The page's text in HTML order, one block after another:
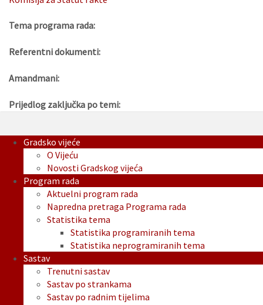
Tema programa rada:
Referentni dokumenti:
Amandmani:
Prijedlog zaključka po temi:
Gradsko vijeće
O Vijeću
Novosti Gradskog vijeća
Program rada
Aktuelni program rada
Napredna pretraga Programa rada
Statistika tema
Statistika programiranih tema
Statistika neprogramiranih tema
Sastav
Trenutni sastav
Sastav po strankama
Sastav po radnim tijelima